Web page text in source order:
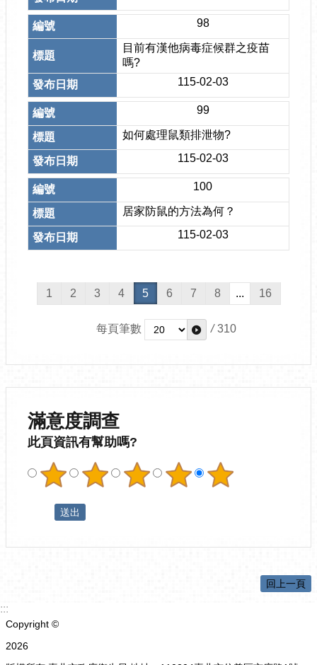
98
目前有漢他病毒症候群之疫苗
嗎?
115-02-03
99
如何處理鼠類排泄物?
115-02-03
100
居家防鼠的方法為何？
115-02-03
1 2 3 4 5 6 7 8 ... 16
每頁筆數 / 310
滿意度調查
此頁資訊有幫助嗎?
回上一頁
:::
Copyright ©
2026